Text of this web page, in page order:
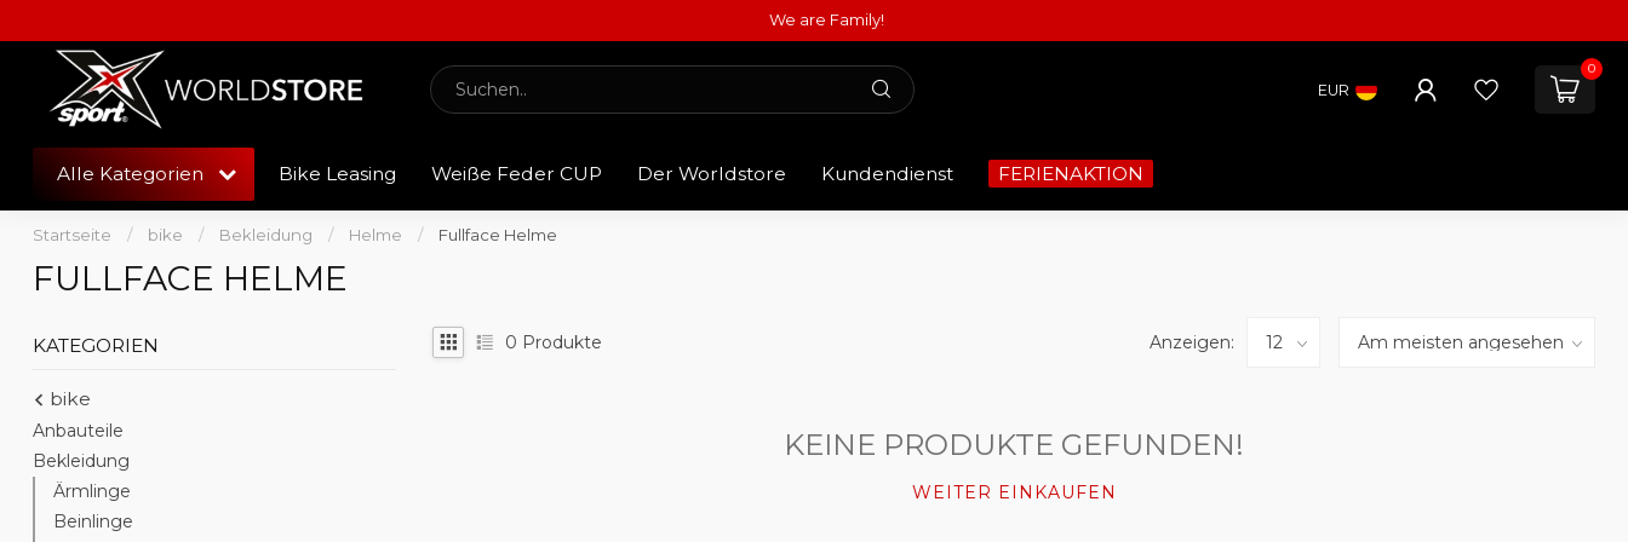
We are Family!
EUR
0
Alle Kategorien Bike Leasing Weiße Feder CUP Der Worldstore Kundendienst FERIENAKTION
Startseite / bike / Bekleidung / Helme / Fullface Helme
FULLFACE HELME
KATEGORIEN
bike
Anbauteile
Bekleidung
Ärmlinge
Beinlinge
0 Produkte Anzeigen:
KEINE PRODUKTE GEFUNDEN!
WEITER EINKAUFEN